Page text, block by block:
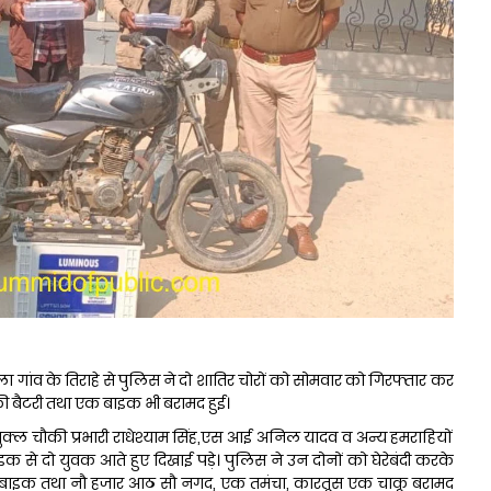
गांव के तिराहे से पुलिस ने दो शातिर चोरों को सोमवार को गिरफ्तार कर
तथा एक बाइक भी बरामद हुई।
चौकी प्रभारी राधेश्याम सिंह,एस आई अनिल यादव व अन्य हमराहियों
से दो युवक आते हुए दिखाई पड़े। पुलिस ने उन दोनों को घेरेबंदी करके
तथा नौ हजार आठ सौ नगद, एक तमंचा, कारतूस एक चाकू बरामद